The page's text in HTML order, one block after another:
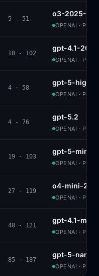
5 - 51
o3-2025-
OPENAI ·
18 - 102
gpt-4.1-
OPENAI ·
4 - 58
gpt-5-high
OPENAI ·
4 - 76
gpt-5.2
OPENAI ·
19 - 103
gpt-5-mini-
OPENAI ·
27 - 119
o4-mini-
OPENAI ·
48 - 121
gpt-4.1-
OPENAI ·
85 - 187
gpt-5-nano-
OPENAI ·